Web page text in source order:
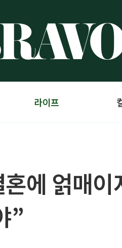
라이프
에 얽매
”